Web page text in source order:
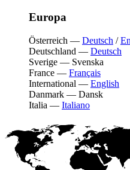
Europa
Österreich — Deutsch /
Deutschland — Deutsch
Sverige — Svenska
France — Français
International — English
Danmark — Dansk
Italia — Italiano